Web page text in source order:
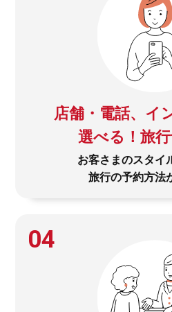
店舗・電話、イ
選べる！旅
お客さまのスタイ
旅行の予約方法
04